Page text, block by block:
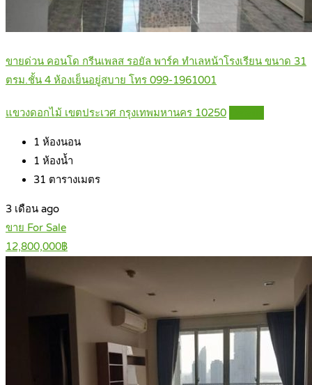
ขายด่วน คอนโด กรีนเพลส รอยัล พาร์ค ทำเลหน้าโรงเรียน ขนาด 31
ตรม.ชั้น 4 ห้องเย็นอยู่สบาย โทร 099-1961001
แขวงดอกไม้ เขตประเวศ กรุงเทพมหานคร 10250
1 ห้องนอน
1 ห้องน้ำ
31 ตารางเมตร
3 เดือน ago
ขาย For Sale
12,800,000฿